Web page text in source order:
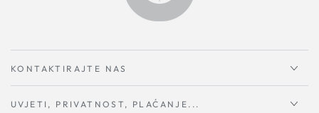
KONTAKTIRAJTE NAS
UVJETI, PRIVATNOST, PLAĆANJE...